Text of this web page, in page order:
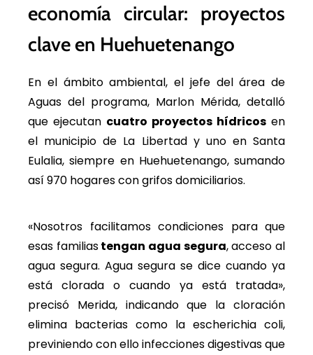
economía circular: proyectos
clave en Huehuetenango
En el ámbito ambiental, el jefe del área de
Aguas del programa, Marlon Mérida, detalló
que ejecutan cuatro proyectos hídricos en
el municipio de La Libertad y uno en Santa
Eulalia, siempre en Huehuetenango, sumando
así 970 hogares con grifos domiciliarios.
«Nosotros facilitamos condiciones para que
esas familiastengan agua segura, acceso al
agua segura. Agua segura se dice cuando ya
está clorada o cuando ya está tratada»,
precisó Merida, indicando que la cloración
elimina bacterias como la escherichia coli,
previniendo con ello infecciones digestivas que